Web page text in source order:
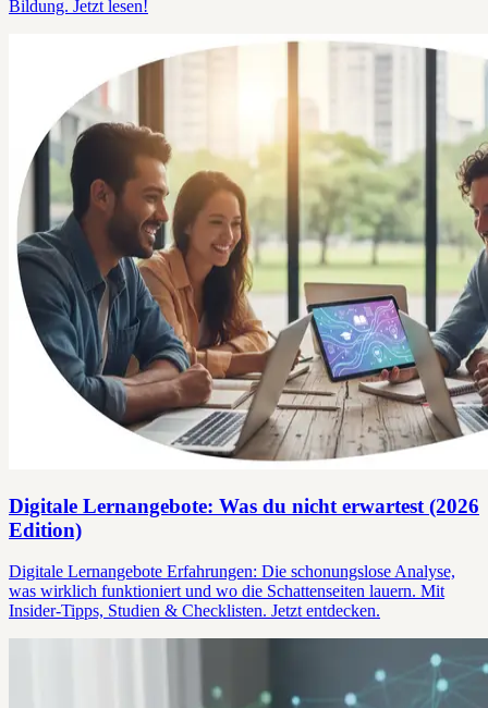
Bildung. Jetzt lesen!
Digitale Lernangebote: Was du nicht erwartest (2026
Edition)
Digitale Lernangebote Erfahrungen: Die schonungslose Analyse,
was wirklich funktioniert und wo die Schattenseiten lauern. Mit
Insider-Tipps, Studien & Checklisten. Jetzt entdecken.